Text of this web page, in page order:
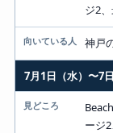
ジ2
神戸
7月1日（水）〜7日
ージ